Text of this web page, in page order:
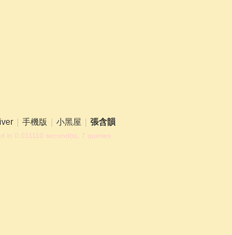
手機版 小黑屋 張含韻
in 0.011110 second(s), 7 queries .